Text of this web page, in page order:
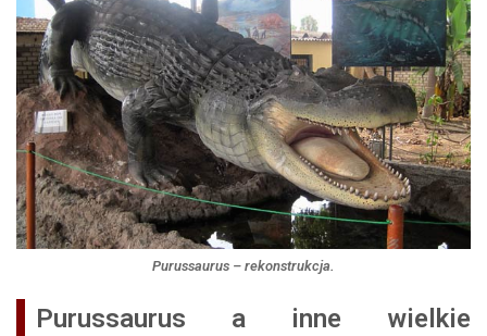
Purussaurus – rekonstrukcja.
Purussaurus a inne wielkie